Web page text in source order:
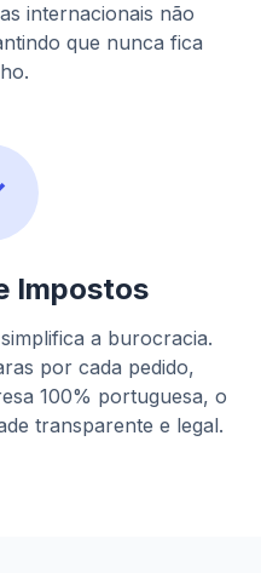
internacionais não
que nunca fica
Impostos
a burocracia.
por cada pedido,
100% portuguesa, o
transparente e legal.